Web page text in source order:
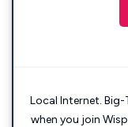
Local Internet.
when you join